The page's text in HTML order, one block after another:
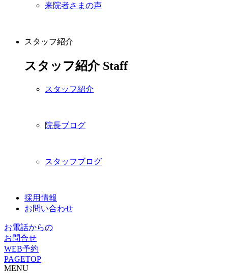
来院者さまの声
スタッフ紹介
スタッフ紹介 Staff
スタッフ紹介
院長ブログ
スタッフブログ
採用情報
お問い合わせ
お電話からの
お問合せ
WEB予約
PAGETOP
MENU